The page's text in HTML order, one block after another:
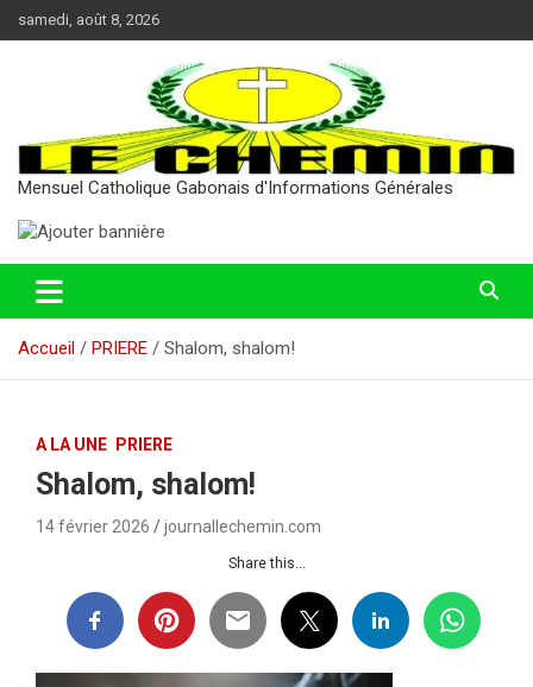
au
samedi, août 8, 2026
Mensuel Catholique Gabonais d'Informations Générales
Accueil PRIERE Shalom, shalom!
A LA UNE PRIERE
Shalom, shalom!
14 février 2026 journallechemin.com
Share this...